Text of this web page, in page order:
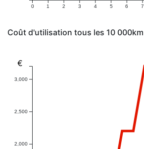
0 1 2 3 4 5 6 7
Coût d'utilisation tous les 10 000km
2,000
2,500
3,000
€